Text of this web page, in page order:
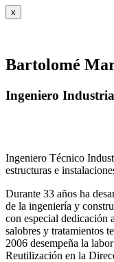
x
Bartolomé
Ingeniero
Ingeniero Técnico
estructuras e
Durante 33 años ha
de la ingeniería y
con especial dedicación
salobres y tratamientos
2006 desempeña la
Reutilización en la